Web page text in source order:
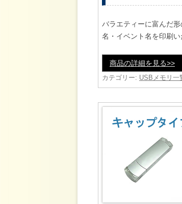
バラエティーに富んだ
名・イベント名を印刷い
商品の詳細を見る>>
カテゴリー: USBメモリ一